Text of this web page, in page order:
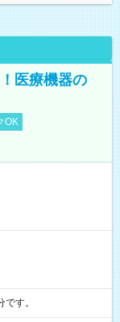
医療機器の
OK
です。